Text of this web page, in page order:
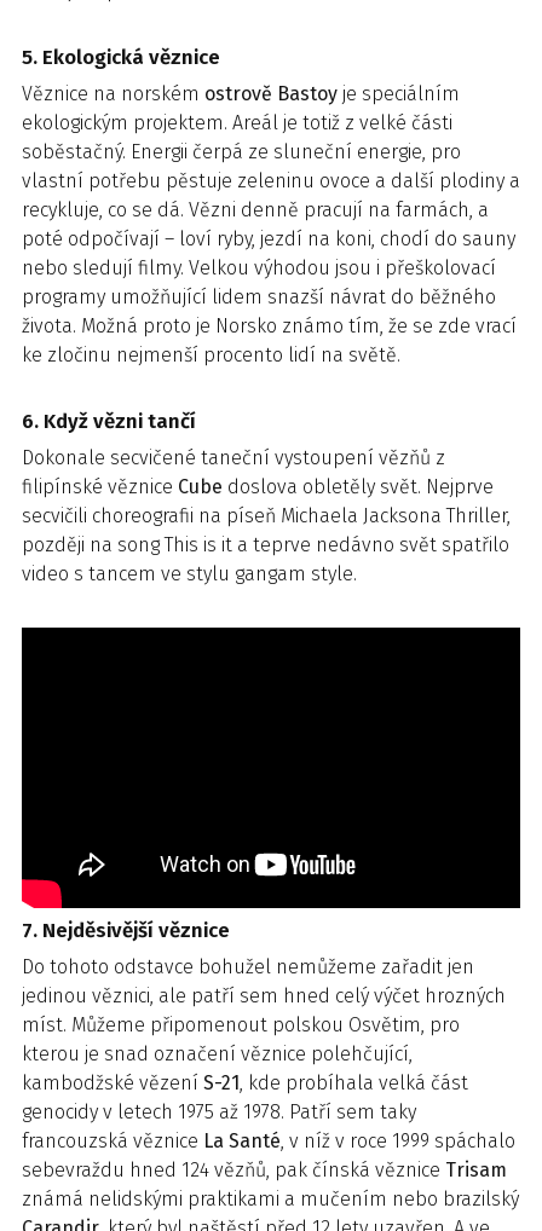
5. Ekologická věznice
Věznice na norském ostrově Bastoy je speciálním
ekologickým projektem. Areál je totiž z velké části
soběstačný. Energii čerpá ze sluneční energie, pro
vlastní potřebu pěstuje zeleninu ovoce a další plodiny a
recykluje, co se dá. Vězni denně pracují na farmách, a
poté odpočívají – loví ryby, jezdí na koni, chodí do sauny
nebo sledují filmy. Velkou výhodou jsou i přeškolovací
programy umožňující lidem snazší návrat do běžného
života. Možná proto je Norsko známo tím, že se zde vrací
ke zločinu nejmenší procento lidí na světě.
6. Když vězni tančí
Dokonale secvičené taneční vystoupení vězňů z
filipínské věznice Cube doslova obletěly svět. Nejprve
secvičili choreografii na píseň Michaela Jacksona Thriller,
později na song This is it a teprve nedávno svět spatřilo
video s tancem ve stylu gangam style.
7. Nejděsivější věznice
Do tohoto odstavce bohužel nemůžeme zařadit jen
jedinou věznici, ale patří sem hned celý výčet hrozných
míst. Můžeme připomenout polskou Osvětim, pro
kterou je snad označení věznice polehčující,
kambodžské vězení S-21 , kde probíhala velká část
genocidy v letech 1975 až 1978. Patří sem taky
francouzská věznice La Santé , v níž v roce 1999 spáchalo
sebevraždu hned 124 vězňů, pak čínská věznice Trisam
známá nelidskými praktikami a mučením nebo brazilský